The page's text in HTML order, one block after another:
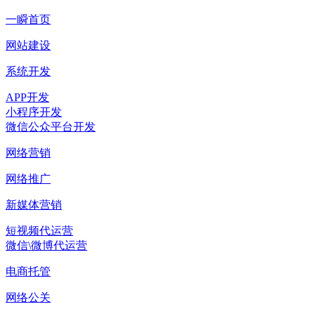
一瞬首页
网站建设
系统开发
APP开发
小程序开发
微信公众平台开发
网络营销
网络推广
新媒体营销
短视频代运营
微信\微博代运营
电商托管
网络公关